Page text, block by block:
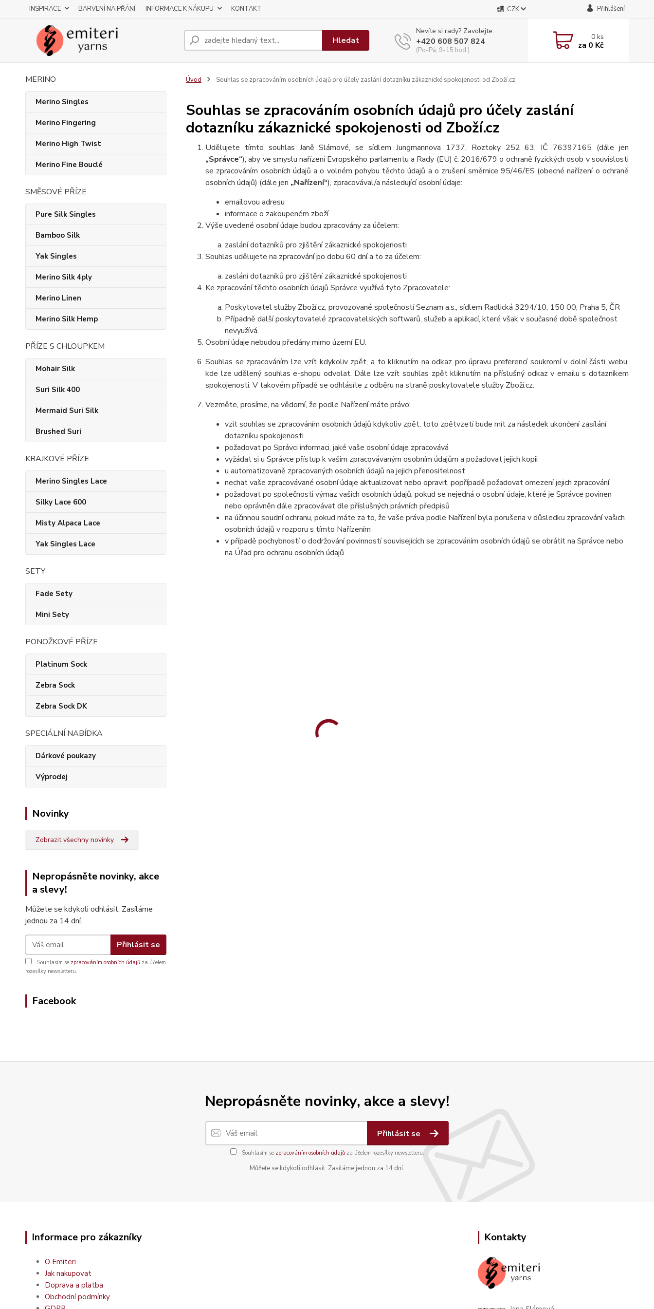
INSPIRACE BARVENÍ NA PŘÁNÍ INFORMACE K NÁKUPU KONTAKT CZK Přihlášení
Hledat
Nevíte si rady? Zavolejte.
+420 608 507 824
(Po-Pá, 9-15 hod.)
0ks
za 0 Kč
MERINO
Merino Singles
Merino Fingering
Merino High Twist
Merino Fine Bouclé
SMĚSOVÉ PŘÍZE
Pure Silk Singles
Bamboo Silk
Yak Singles
Merino Silk 4ply
Merino Linen
Merino Silk Hemp
PŘÍZE S CHLOUPKEM
Mohair Silk
Suri Silk 400
Mermaid Suri Silk
Brushed Suri
KRAJKOVÉ PŘÍZE
Merino Singles Lace
Silky Lace 600
Misty Alpaca Lace
Yak Singles Lace
SETY
Fade Sety
Mini Sety
PONOŽKOVÉ PŘÍZE
Platinum Sock
Zebra Sock
Zebra Sock DK
SPECIÁLNÍ NABÍDKA
Dárkové poukazy
Výprodej
Novinky
Zobrazit všechny novinky
Nepropásněte novinky, akce
a slevy!
Můžete se kdykoli odhlásit. Zasíláme
jednou za 14 dní.
Přihlásit se
Souhlasím se zpracováním osobních údajů za účelem
rozesílky newsletteru.
Facebook
Úvod Souhlas se zpracováním osobních údajů pro účely zaslání dotazníku zákaznické spokojenosti od Zboží.cz
Souhlas se zpracováním osobních údajů pro účely zaslání
dotazníku zákaznické spokojenosti od Zboží.cz
Udělujete tímto souhlas Janě Slámové, se sídlem Jungmannova 1737, Roztoky 252 63, IČ 76397165 (dále jen
„Správce“), aby ve smyslu nařízení Evropského parlamentu a Rady (EU) č. 2016/679 o ochraně fyzických osob v souvislosti
se zpracováním osobních údajů a o volném pohybu těchto údajů a o zrušení směrnice 95/46/ES (obecné nařízení o ochraně
osobních údajů) (dále jen „Nařízení“), zpracovával/a následující osobní údaje:
emailovou adresu
informace o zakoupeném zboží
Výše uvedené osobní údaje budou zpracovány za účelem:
zaslání dotazníků pro zjištění zákaznické spokojenosti
Souhlas udělujete na zpracování po dobu 60 dní a to za účelem:
zaslání dotazníků pro zjištění zákaznické spokojenosti
Ke zpracování těchto osobních údajů Správce využívá tyto Zpracovatele:
Poskytovatel služby Zboží.cz, provozované společností Seznam a.s., sídlem Radlická 3294/10, 150 00, Praha 5, ČR
Případně další poskytovatelé zpracovatelských softwarů, služeb a aplikací, které však v současné době společnost
nevyužívá
Osobní údaje nebudou předány mimo území EU.
Souhlas se zpracováním lze vzít kdykoliv zpět, a to kliknutím na odkaz pro úpravu preferencí soukromí v dolní části webu,
kde lze udělený souhlas e-shopu odvolat. Dále lze vzít souhlas zpět kliknutím na příslušný odkaz v emailu s dotazníkem
spokojenosti. V takovém případě se odhlásíte z odběru na straně poskytovatele služby Zboží.cz.
Vezměte, prosíme, na vědomí, že podle Nařízení máte právo:
vzít souhlas se zpracováním osobních údajů kdykoliv zpět, toto zpětvzetí bude mít za následek ukončení zasílání
dotazníku spokojenosti
požadovat po Správci informaci, jaké vaše osobní údaje zpracovává
vyžádat si u Správce přístup k vašim zpracovávaným osobním údajům a požadovat jejich kopii
u automatizovaně zpracovaných osobních údajů na jejich přenositelnost
nechat vaše zpracovávané osobní údaje aktualizovat nebo opravit, popřípadě požadovat omezení jejich zpracování
požadovat po společnosti výmaz vašich osobních údajů, pokud se nejedná o osobní údaje, které je Správce povinen
nebo oprávněn dále zpracovávat dle příslušných právních předpisů
na účinnou soudní ochranu, pokud máte za to, že vaše práva podle Nařízení byla porušena v důsledku zpracování vašich
osobních údajů v rozporu s tímto Nařízením
v případě pochybností o dodržování povinností souvisejících se zpracováním osobních údajů se obrátit na Správce nebo
na Úřad pro ochranu osobních údajů
Nepropásněte novinky, akce a slevy!
Přihlásit se
Souhlasím se zpracováním osobních údajůza účelem rozesílky newsletteru.
Můžete se kdykoli odhlásit. Zasíláme jednou za 14 dní.
Informace pro zákazníky
O Emiteri
Jak nakupovat
Doprava a platba
Obchodní podmínky
Kontakty